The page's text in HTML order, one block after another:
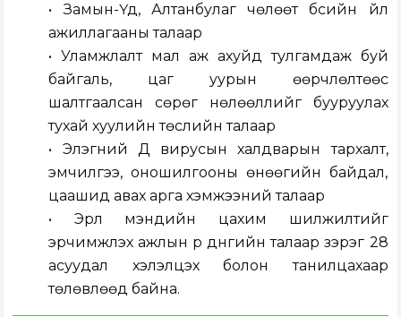
• Замын-Үүд, Алтанбулаг чөлөөт бүсийн үйл
ажиллагааны талаар
• Уламжлалт мал аж ахуйд тулгамдаж буй
байгаль, цаг уурын өөрчлөлтөөс
шалтгаалсан сөрөг нөлөөллийг бууруулах
тухай хуулийн төслийн талаар
• Элэгний Д вирусын халдварын тархалт,
эмчилгээ, оношилгооны өнөөгийн байдал,
цаашид авах арга хэмжээний талаар
• Эрүүл мэндийн цахим шилжилтийг
эрчимжүүлэх ажлын үр дүнгийн талаар зэрэг 28
асуудал хэлэлцэх болон танилцахаар
төлөвлөөд байна.